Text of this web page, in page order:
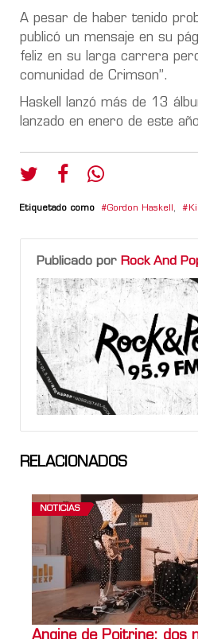
A pesar de haber tenido
publicó un mensaje en su
feliz en su larga carrera
comunidad de Crimson”.
Haskell lanzó más de 13
lanzado en enero de este
Etiquetado como Gordon Haskell ,
Publicado por Rock And
RELACIONADOS
NOTICIAS